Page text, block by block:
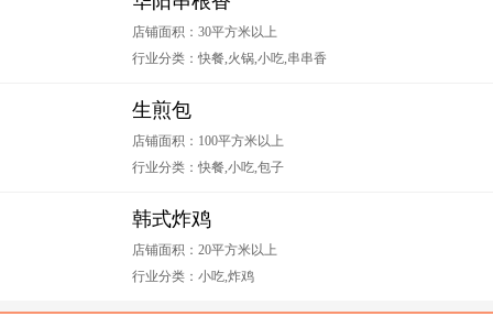
店铺面积：30平方米以上
行业分类：快餐,火锅,小吃,串串香
生煎包
店铺面积：100平方米以上
行业分类：快餐,小吃,包子
韩式炸鸡
店铺面积：20平方米以上
行业分类：小吃,炸鸡